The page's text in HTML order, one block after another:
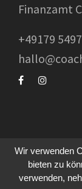
Finanzamt
+49179
Wir verwenden
bieten zu
verwenden,